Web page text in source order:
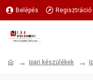
Belépés Regisztráció
Ipari készülékek